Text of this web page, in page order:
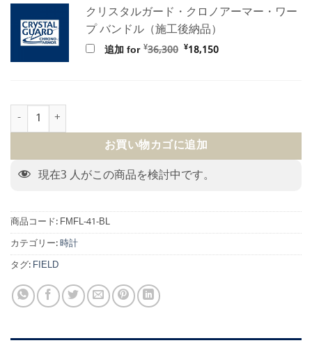
クリスタルガード・クロノアーマー・ワー
プ バンドル（施工後納品）
追加 for ¥36,300 元
の
¥18,150現
FORMEX FIELD PETROL BLUE個
お買い物カゴに追加
現在3人がこの商品を検討中です。
商品コード:FMFL-41-BL
カテゴリー:時計
タグ:FIELD